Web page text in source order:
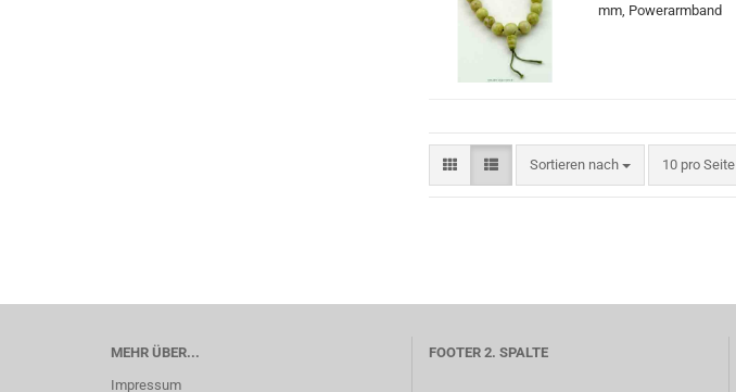
mm, Powerarmband
Sortieren nach
Sortieren nach 10 pro Seite
pro Seite
MEHR ÜBER...
Impressum
FOOTER 2. SPALTE